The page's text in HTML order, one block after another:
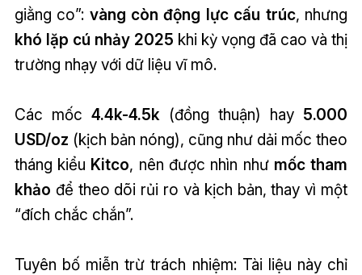
giằng co”: vàng còn động lực cấu trúc, nhưng
khó lặp cú nhảy 2025 khi kỳ vọng đã cao và thị
trường nhạy với dữ liệu vĩ mô.
Các mốc 4.4k-4.5k (đồng thuận) hay 5.000
USD/oz (kịch bản nóng), cũng như dải mốc theo
tháng kiểu Kitco, nên được nhìn như mốc tham
khảo để theo dõi rủi ro và kịch bản, thay vì một
“đích chắc chắn”.
Tuyên bố miễn trừ trách nhiệm: Tài liệu này chỉ